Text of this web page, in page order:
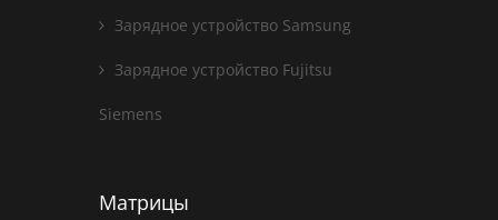
Зарядное устройство Samsung
Зарядное устройство Fujitsu
Siemens
Матрицы